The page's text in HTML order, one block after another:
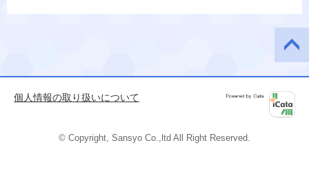
ージの
先頭へ
個人情報の取り扱いについて
© Copyright, Sansyo Co.,ltd All Right Reserved.
iCata